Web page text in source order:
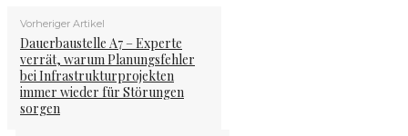
Vorheriger Artikel
Dauerbaustelle A7 – Experte
verrät, warum Planungsfehler
bei Infrastrukturprojekten
immer wieder für Störungen
sorgen